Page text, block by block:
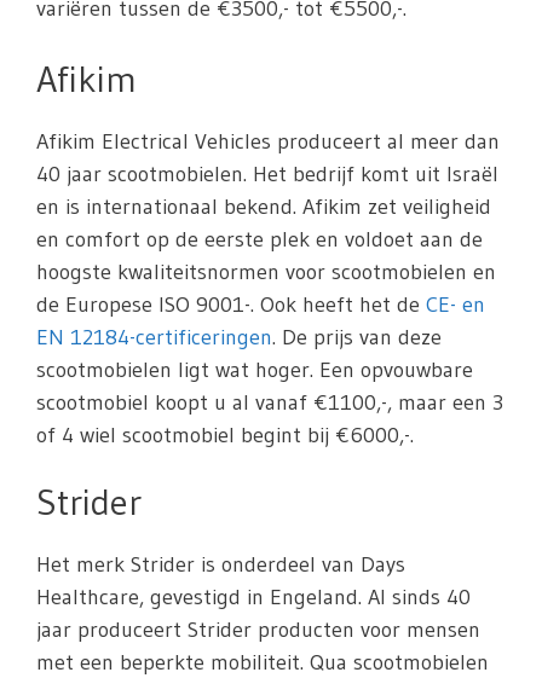
variëren tussen de €3500,- tot €5500,-.
Afikim
Afikim Electrical Vehicles produceert al meer dan
40 jaar scootmobielen. Het bedrijf komt uit Israël
en is internationaal bekend. Afikim zet veiligheid
en comfort op de eerste plek en voldoet aan de
hoogste kwaliteitsnormen voor scootmobielen en
de Europese ISO 9001-. Ook heeft het de CE- en
EN 12184-certificeringen. De prijs van deze
scootmobielen ligt wat hoger. Een opvouwbare
scootmobiel koopt u al vanaf €1100,-, maar een 3
of 4 wiel scootmobiel begint bij €6000,-.
Strider
Het merk Strider is onderdeel van Days
Healthcare, gevestigd in Engeland. Al sinds 40
jaar produceert Strider producten voor mensen
met een beperkte mobiliteit. Qua scootmobielen